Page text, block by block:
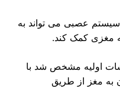
سیستم عصبی می تواند به
مغزی کمک کند.
اولیه مشخص شد با
به مغز از طریق